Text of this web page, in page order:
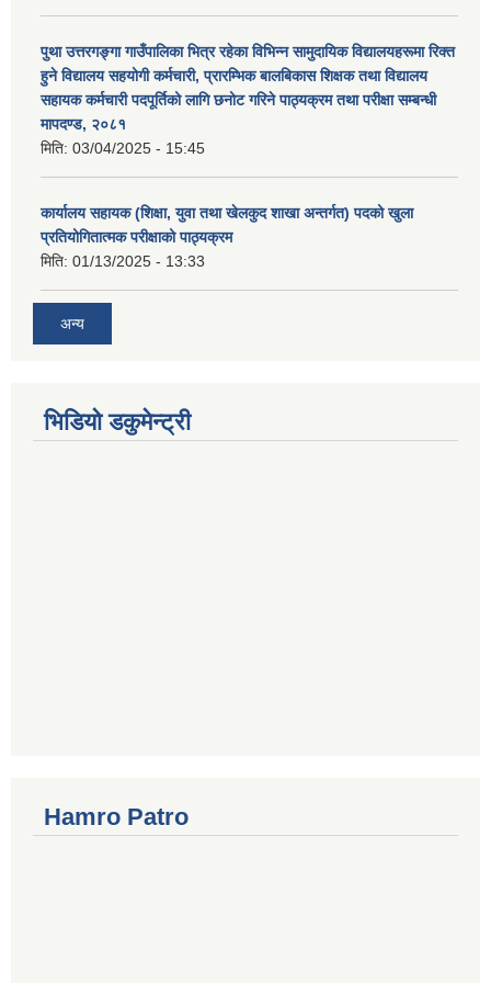
पुथा उत्तरगङ्गा गाउँपालिका भित्र रहेका विभिन्न सामुदायिक विद्यालयहरूमा रिक्त
हुने विद्यालय सहयोगी कर्मचारी, प्रारम्भिक बालबिकास शिक्षक तथा विद्यालय
सहायक कर्मचारी पदपूर्तिको लागि छनोट गरिने पाठ्यक्रम तथा परीक्षा सम्बन्धी
मापदण्ड, २०८१
मिति: 03/04/2025 - 15:45
कार्यालय सहायक (शिक्षा, युवा तथा खेलकुद शाखा अन्तर्गत) पदको खुला
प्रतियोगितात्मक परीक्षाको पाठ्यक्रम
मिति: 01/13/2025 - 13:33
अन्य
भिडियो डकुमेन्ट्री
Hamro Patro